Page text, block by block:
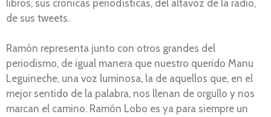
libros, sus crónicas periodísticas, del altavoz de la radio,
de sus tweets.
Ramón representa junto con otros grandes del
periodismo, de igual manera que nuestro querido Manu
Leguineche, una voz luminosa, la de aquellos que, en el
mejor sentido de la palabra, nos llenan de orgullo y nos
marcan el camino. Ramón Lobo es ya para siempre un